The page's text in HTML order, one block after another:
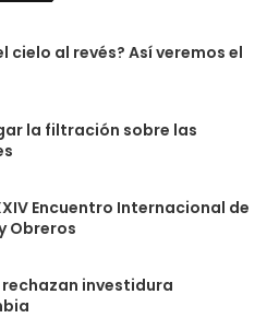
cielo al revés? Así veremos el
la filtración sobre las
Encuentro Internacional de
Obreros
investidura